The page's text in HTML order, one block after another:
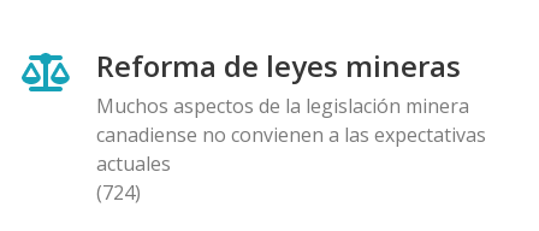
Reforma de leyes mineras
Muchos aspectos de la legislación minera
canadiense no convienen a las expectativas
actuales
(724)